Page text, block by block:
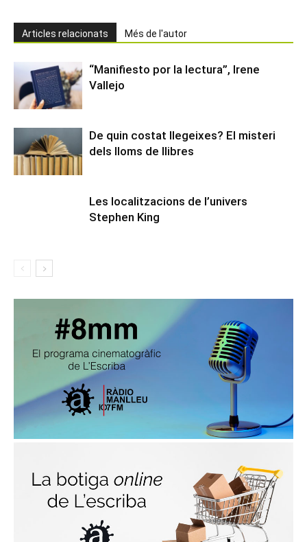
Articles relacionats Més de l'autor
“Manifiesto por la lectura”, Irene
Vallejo
De quin costat llegeixes? El misteri
dels lloms de llibres
Les localitzacions de l’univers
Stephen King